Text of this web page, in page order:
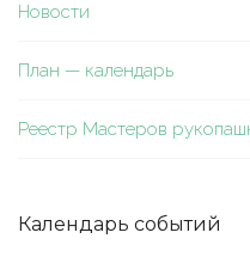
Новости
План — календарь
Реестр Мастеров
Календарь событий